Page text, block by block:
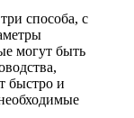
способа, с
могут быть
быстро и